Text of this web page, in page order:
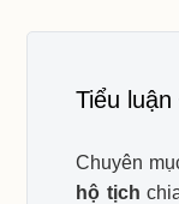
Tiểu
Chuyên
hộ tịch